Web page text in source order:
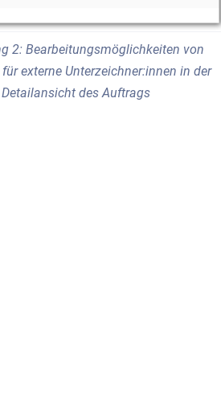
2: Bearbeitungsmöglichkeiten von
externe Unterzeichner:innen in der
Detailansicht des Auftrags